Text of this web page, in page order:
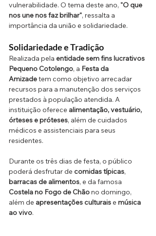
vulnerabilidade. O tema deste ano, "O que
nos une nos faz brilhar", ressalta a
importância da união e solidariedade.
Solidariedade e Tradição
Realizada pela entidade sem fins lucrativos
Pequeno Cotolengo, a Festa da
Amizade tem como objetivo arrecadar
recursos para a manutenção dos serviços
prestados à população atendida. A
instituição oferece alimentação, vestuário,
órteses e próteses, além de cuidados
médicos e assistenciais para seus
residentes.
Durante os três dias de festa, o público
poderá desfrutar de comidas típicas,
barracas de alimentos, e da famosa
Costela no Fogo de Chão no domingo,
além de apresentações culturais e música
ao vivo.